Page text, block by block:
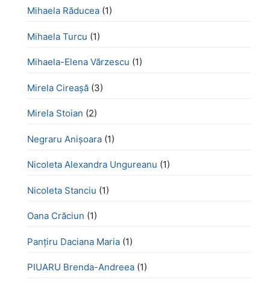
Mihaela Răducea (1)
Mihaela Turcu (1)
Mihaela-Elena Vărzescu (1)
Mirela Cireașă (3)
Mirela Stoian (2)
Negraru Anișoara (1)
Nicoleta Alexandra Ungureanu (1)
Nicoleta Stanciu (1)
Oana Crăciun (1)
Panțiru Daciana Maria (1)
PIUARU Brenda-Andreea (1)